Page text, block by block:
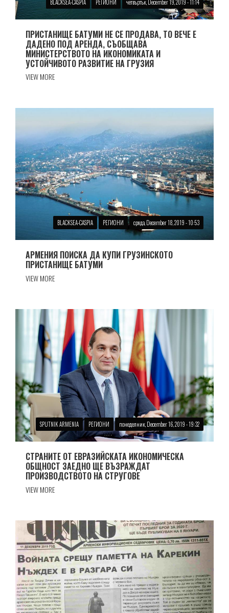
BLACKSEA-CASPIA РЕГИОНИ четвъртък, December 19, 2019 - 11:14
ПРИСТАНИЩЕ БАТУМИ НЕ СЕ ПРОДАВА, ТО ВЕЧЕ Е
ДАДЕНО ПОД АРЕНДА, СЪОБЩАВА
МИНИСТЕРСТВОТО НА ИКОНОМИКАТА И
УСТОЙЧИВОТО РАЗВИТИЕ НА ГРУЗИЯ
VIEW MORE
BLACKSEA-CASPIA РЕГИОНИ сряда, December 18, 2019 - 10:53
АРМЕНИЯ ПОИСКА ДА КУПИ ГРУЗИНСКОТО
ПРИСТАНИЩЕ БАТУМИ
VIEW MORE
SPUTNIK ARMENIA РЕГИОНИ понеделник, December 16, 2019 - 19:32
СТРАНИТЕ ОТ ЕВРАЗИЙСКАТА ИКОНОМИЧЕСКА
ОБЩНОСТ ЗАЕДНО ЩЕ ВЪЗРАЖДАТ
ПРОИЗВОДСТВОТО НА СТРУГОВЕ
VIEW MORE